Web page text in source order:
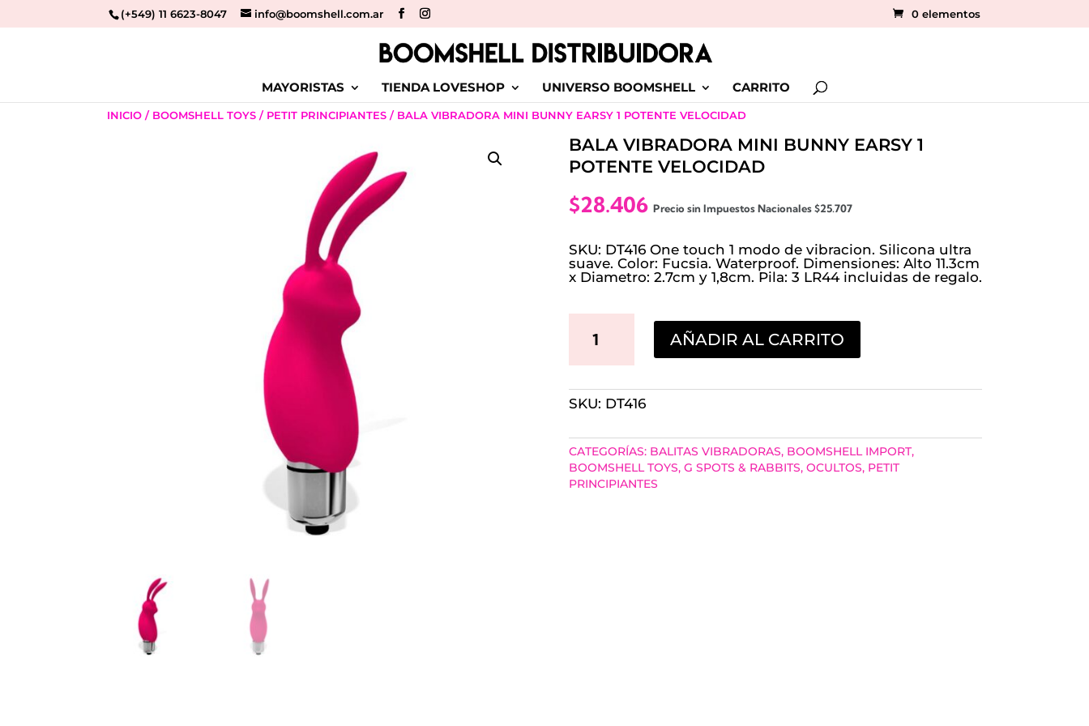
(+549) 11 6623-8047 info@boomshell.com.ar 0 elementos
MAYORISTAS TIENDA LOVESHOP UNIVERSO BOOMSHELL CARRITO
INICIO / BOOMSHELL TOYS / PETIT PRINCIPIANTES / BALA VIBRADORA MINI BUNNY EARSY 1 POTENTE VELOCIDAD
BALA VIBRADORA MINI BUNNY EARSY 1
POTENTE VELOCIDAD
$28.406 Precio sin Impuestos Nacionales$25.707
SKU: DT416 One touch 1 modo de vibracion. Silicona ultra
suave. Color: Fucsia. Waterproof. Dimensiones: Alto 11.3cm
x Diametro: 2.7cm y 1,8cm. Pila: 3 LR44 incluidas de regalo.
VIBRADORA
BUNNY
EARSY
1
POTENTE
AÑADIR AL CARRITO
SKU: DT416
CATEGORÍAS: BALITAS VIBRADORAS, BOOMSHELL IMPORT,
BOOMSHELL TOYS, G SPOTS & RABBITS, OCULTOS, PETIT
PRINCIPIANTES